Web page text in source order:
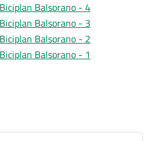
Balsorano - 4
Balsorano - 3
Balsorano - 2
Balsorano - 1